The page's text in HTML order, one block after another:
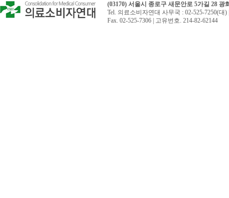
(03170) 서울시 종로구 새문안로 5가길 28 광
Tel. 의료소비자연대 사무국 : 02-525-7250(대
Fax. 02-525-7306 | 고유번호. 214-82-62144